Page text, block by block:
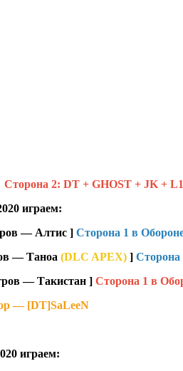
Сторона 2: DT + GHOST + JK +
играем:
— Алтис ] Cторона 1 в
— Таноа (DLC APEX) ] Cторона
— Такистан ] Сторона 1 в
— [DT]SaLeeN
играем: